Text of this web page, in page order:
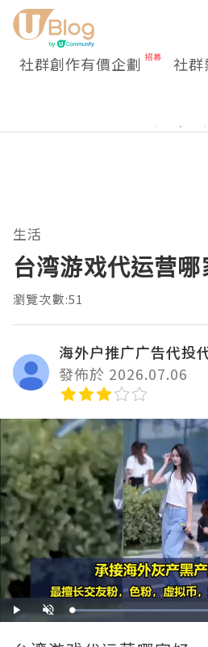
社群創作有價企劃 社
生活
台湾游戏代运营哪
瀏覽次數:51
海外户推广广告代投
發佈於 2026.07.06
Play Unmute Loaded:
76.42%